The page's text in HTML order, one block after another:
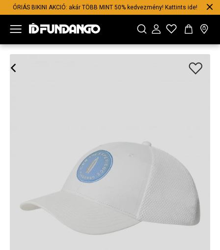
ÓRIÁS BIKINI AKCIÓ: akár TÖBB MINT 50% kedvezmény! Kattints ide!